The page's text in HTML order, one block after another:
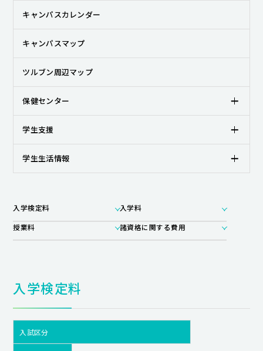
研究活動
キャンパスライフ
就職・キャリア支援
キャンパスカレンダー
キャンパスマップ
ツルブン周辺マップ
保健センター
学生支援
学生生活情報
入学検定料
入学料
授業料
諸資格に関する費用
入学検定料
入試区分